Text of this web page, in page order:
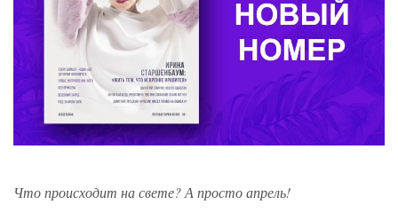
Что происходит на свете? А просто апрель!